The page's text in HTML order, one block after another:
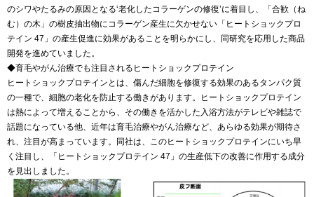
のシワやたるみの原因となる‘老化したコラーゲンの修復’に着目し、「合歓（ね
む）の木」の樹皮抽出物にコラーゲン産生に欠かせない「ヒートショックプロ
テイン 47」の産生促進に効果があることを明らかにし、同研究を応用した商品
開発を進めていました。
◆育毛やがん治療でも注目されるヒートショックプロテイン
ヒートショックプロテインとは、傷んだ細胞を修復する効果のあるタンパク質
の一種で、細胞の老化を防止する働きがあります。ヒートショックプロテイン
は熱によって増えることから、その働きを活かした入浴方法がテレビや雑誌で
話題になっている他、近年は育毛治療やがん治療など、あらゆる効果が期待さ
れ、注目が高まっています。同社は、このヒートショックプロテインにいち早
く注目し、「ヒートショックプロテイン 47」の生産低下の改善に作用する成分
を見出しました。